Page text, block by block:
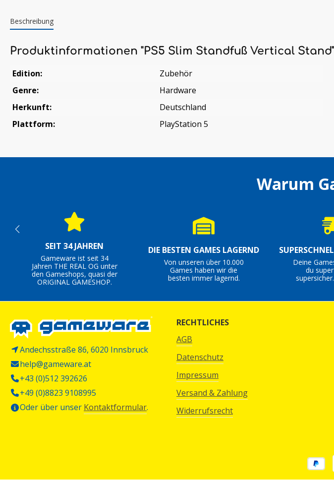
Beschreibung
Produktinformationen "PS5 Slim Standfuß Vertical Stand"
Edition:
Zubehör
Genre:
Hardware
Herkunft:
Deutschland
Plattform:
PlayStation 5
Warum
SEIT 34 JAHREN
Gameware ist seit 34
Jahren THE REAL OG unter
den Gameshops, quasi der
ORIGINAL GAMESHOP.
DIE BESTEN GAMES LAGERND
Von unseren über 10.000
Games haben wir die
besten immer lagernd.
Deine
du
Andechsstraße 86, 6020 Innsbruck
help@gameware.at
+43 (0)512 392626
+49 (0)8823 9108995
Oder über unser Kontaktformular.
RECHTLICHES
AGB
Datenschutz
Impressum
Versand & Zahlung
Widerrufsrecht